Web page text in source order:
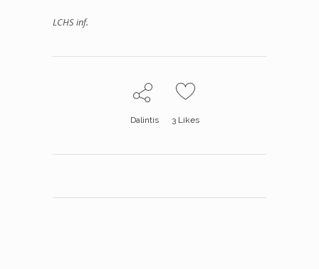
LCHS inf.
Dalintis 3 Likes